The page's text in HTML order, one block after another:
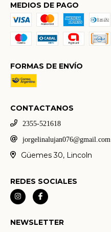
MEDIOS DE PAGO
FORMAS DE ENVÍO
CONTACTANOS
2355-521618
jorgelinalujan076@gmail.com
Güemes 30, Lincoln
REDES SOCIALES
NEWSLETTER